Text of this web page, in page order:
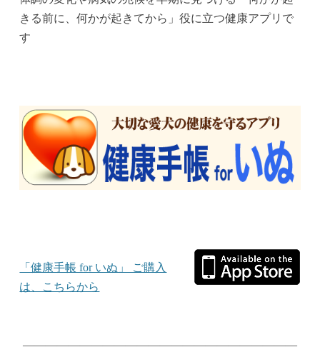
きる前に、何かが起きてから」役に立つ健康アプリで
す
「健康手帳 for いぬ」 ご購入
は、こちらから
————————————————————————